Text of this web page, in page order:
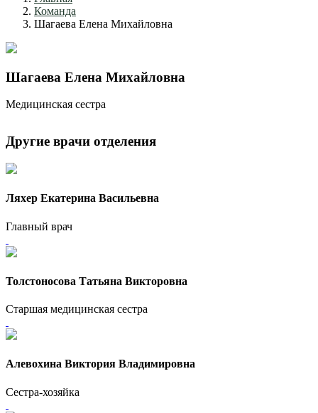
Команда
Шагаева Елена Михайловна
Шагаева Елена Михайловна
Медицинская сестра
Другие врачи отделения
Ляхер Екатерина Васильевна
Главный врач
Толстоносова Татьяна Викторовна
Старшая медицинская сестра
Алевохина Виктория Владимировна
Сестра-хозяйка